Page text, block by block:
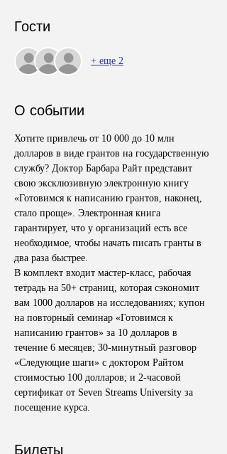
Гости
+ еще 2
О событии
Хотите привлечь от 10 000 до 10 млн
долларов в виде грантов на государственную
службу? Доктор Барбара Райт представит
свою эксклюзивную электронную книгу
«Готовимся к написанию грантов, наконец,
стало проще». Электронная книга
гарантирует, что у организаций есть все
необходимое, чтобы начать писать гранты в
два раза быстрее.
В комплект входит мастер-класс, рабочая
тетрадь на 50+ страниц, которая сэкономит
вам 1000 долларов на исследованиях; купон
на повторный семинар «Готовимся к
написанию грантов» за 10 долларов в
течение 6 месяцев; 30-минутный разговор
«Следующие шаги» с доктором Райтом
стоимостью 100 долларов; и 2-часовой
сертификат от Seven Streams University за
посещение курса.
Билеты